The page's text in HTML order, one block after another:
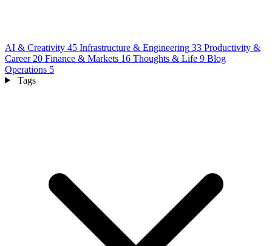
AI & Creativity 45 Infrastructure & Engineering 33 Productivity &
Career 20 Finance & Markets 16 Thoughts & Life 9 Blog
Operations 5
Tags